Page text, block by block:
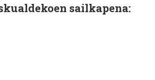
sailkapena: